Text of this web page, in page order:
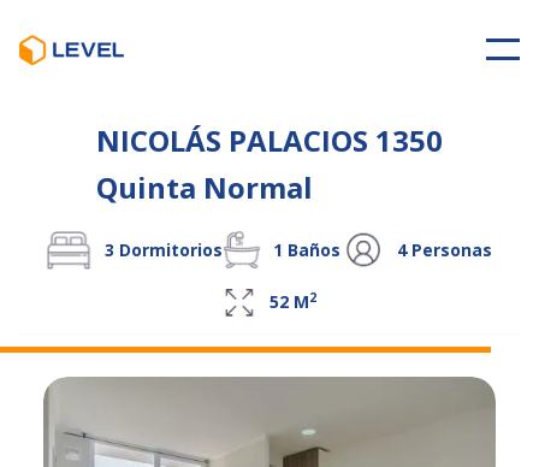
NICOLÁS PALACIOS 1350
Quinta Normal
3 Dormitorios 1 Baños 4Personas
52 M2